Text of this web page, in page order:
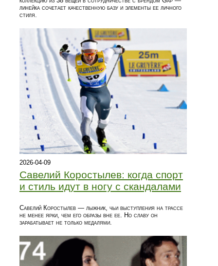
линейка сочетает качественную базу и элементы ее личного
стиля.
2026-04-09
Савелий Коростылев: когда спорт
и стиль идут в ногу с скандалами
Савелий Коростылев — лыжник, чьи выступления на трассе
не менее ярки, чем его образы вне ее. Но славу он
зарабатывает не только медалями.